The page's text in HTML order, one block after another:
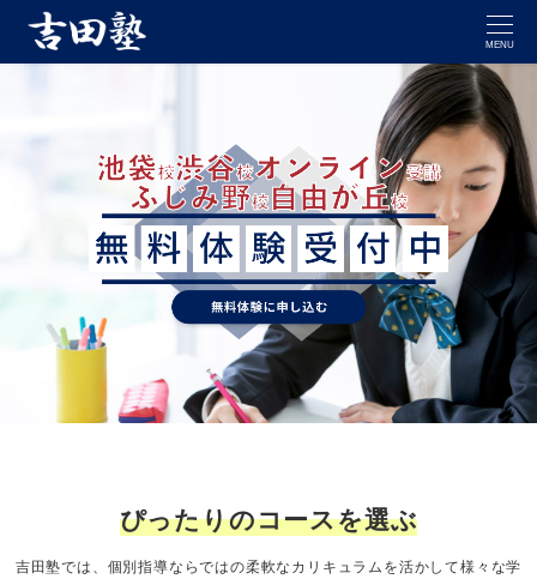
MENU
ぴったりのコースを選ぶ
吉田塾では、個別指導ならではの柔軟なカリキュラムを活かして様々な学